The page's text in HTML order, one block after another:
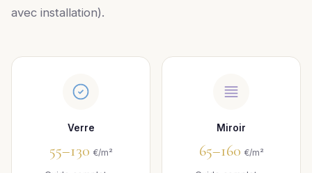
avec installation).
Verre
55–130 €/m²
Miroir
65–160 €/m²